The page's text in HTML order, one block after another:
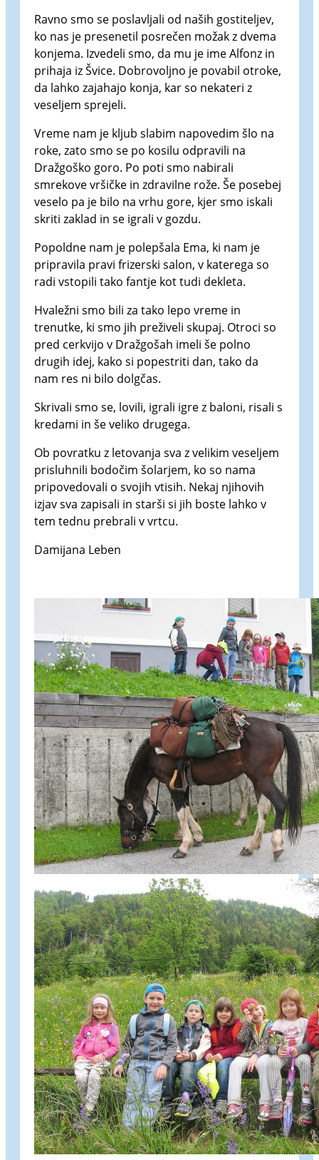
Ravno smo se poslavljali od naših gostiteljev,
ko nas je presenetil posrečen možak z dvema
konjema. Izvedeli smo, da mu je ime Alfonz in
prihaja iz Švice. Dobrovoljno je povabil otroke,
da lahko zajahajo konja, kar so nekateri z
veseljem sprejeli.
Vreme nam je kljub slabim napovedim šlo na
roke, zato smo se po kosilu odpravili na
Dražgoško goro. Po poti smo nabirali
smrekove vršičke in zdravilne rože. Še posebej
veselo pa je bilo na vrhu gore, kjer smo iskali
skriti zaklad in se igrali v gozdu.
Popoldne nam je polepšala Ema, ki nam je
pripravila pravi frizerski salon, v katerega so
radi vstopili tako fantje kot tudi dekleta.
Hvaležni smo bili za tako lepo vreme in
trenutke, ki smo jih preživeli skupaj. Otroci so
pred cerkvijo v Dražgošah imeli še polno
drugih idej, kako si popestriti dan, tako da
nam res ni bilo dolgčas.
Skrivali smo se, lovili, igrali igre z baloni, risali s
kredami in še veliko drugega.
Ob povratku z letovanja sva z velikim veseljem
prisluhnili bodočim šolarjem, ko so nama
pripovedovali o svojih vtisih. Nekaj njihovih
izjav sva zapisali in starši si jih boste lahko v
tem tednu prebrali v vrtcu.
Damijana Leben